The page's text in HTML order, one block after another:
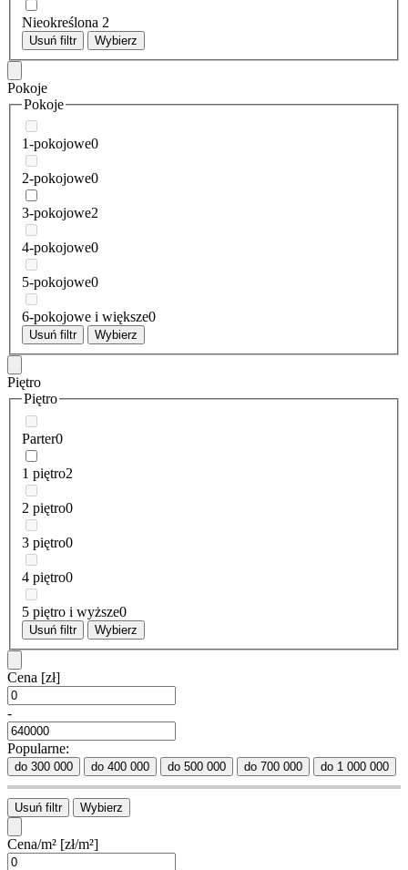
Nieokreślona 2
Usuń filtr Wybierz
Pokoje
Pokoje
1-pokojowe0
2-pokojowe0
3-pokojowe2
4-pokojowe0
5-pokojowe0
6-pokojowe i większe0
Usuń filtr Wybierz
Piętro
Piętro
Parter0
1 piętro2
2 piętro0
3 piętro0
4 piętro0
5 piętro i wyższe0
Usuń filtr Wybierz
Cena [zł]
-
Popularne:
do 300 000 do 400 000 do 500 000 do 700 000 do 1 000 000
Usuń filtr Wybierz
Cena/m² [zł/m²]